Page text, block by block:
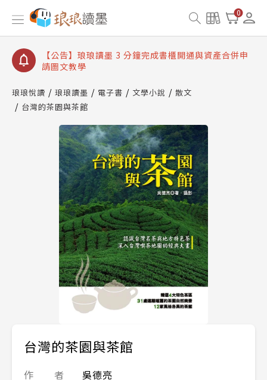
0
【公告】琅琅讀墨數位閱讀資產合併與書櫃開通申請
【公告】琅琅讀墨書櫃開通常見問題
【公告】琅琅讀墨 3 分鐘完成書櫃開通與資產合併申
請圖文教學
查詢
【公告】琅琅讀墨數位閱讀資產合併與書櫃開通申請
琅琅悅讀 琅琅讀墨 電子書 文學小說
散文
台灣的茶園與茶館
台灣的茶園與茶館
作 者
吳德亮